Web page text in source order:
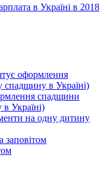
в Україні в 2018
оформлення
спадщину в Україні)
спадщини
Україні)
на одну дитину
заповітом